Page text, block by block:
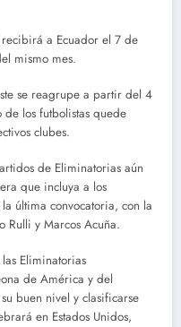
a Ecuador el 7 de
mismo mes.
se reagrupe a partir del 4
los futbolistas quede
clubes.
de Eliminatorias aún
que incluya a los
última convocatoria, con la
Rulli y Marcos Acuña.
Eliminatorias
de América y del
buen nivel y clasificarse
en Estados Unidos,